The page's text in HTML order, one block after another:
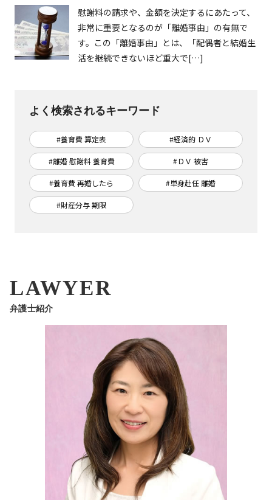
慰謝料の請求や、金額を決定するにあたって、
非常に重要となるのが「離婚事由」の有無で
す。この「離婚事由」とは、「配偶者と結婚生
活を継続できないほど重大で[…]
よく検索されるキーワード
#養育費 算定表 #経済的 ＤＶ
#離婚 慰謝料 養育費 #ＤＶ 被害
#養育費 再婚したら #単身赴任 離婚
#財産分与 期限
LAWYER
弁護士紹介